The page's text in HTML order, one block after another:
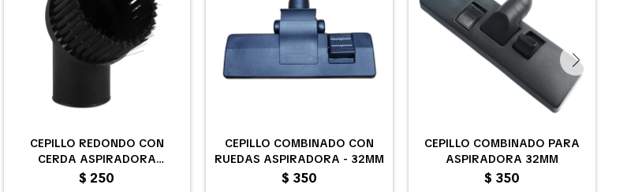
CEPILLO REDONDO CON
CERDA ASPIRADORA
INDUSTRIAL 44MM
$ 250
CEPILLO COMBINADO CON
RUEDAS ASPIRADORA - 32MM
$ 350
CEPILLO COMBINADO PARA
ASPIRADORA 32MM
$ 350